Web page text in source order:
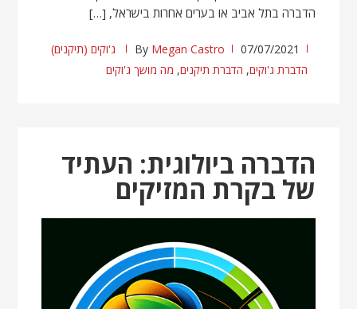
הדברה בתל אביב או בערים אחרות בישראל, […]
07/07/2021
By Megan Castro
ג'וקים (תיקנים)
הדברת ג'וקים, הדברת תיקנים, מה מושך ג'וקים
הדברה ביולוגית: העתיד
של בקרת המזיקים